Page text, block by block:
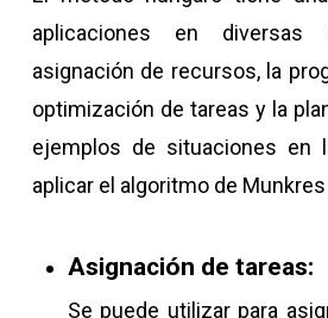
aplicaciones en diversas
asignación de recursos, la
optimización de tareas y la
ejemplos de situaciones en
aplicar el algoritmo de
Asignación de tareas:
Se puede utilizar para